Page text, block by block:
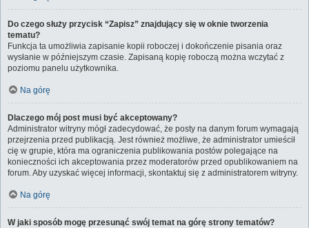
Do czego służy przycisk “Zapisz” znajdujący się w oknie tworzenia
tematu?
Funkcja ta umożliwia zapisanie kopii roboczej i dokończenie pisania oraz
wysłanie w późniejszym czasie. Zapisaną kopię roboczą można wczytać z
poziomu panelu użytkownika.
Na górę
Dlaczego mój post musi być akceptowany?
Administrator witryny mógł zadecydować, że posty na danym forum wymagają
przejrzenia przed publikacją. Jest również możliwe, że administrator umieścił
cię w grupie, która ma ograniczenia publikowania postów polegające na
konieczności ich akceptowania przez moderatorów przed opublikowaniem na
forum. Aby uzyskać więcej informacji, skontaktuj się z administratorem witryny.
Na górę
W jaki sposób mogę przesunąć swój temat na górę strony tematów?